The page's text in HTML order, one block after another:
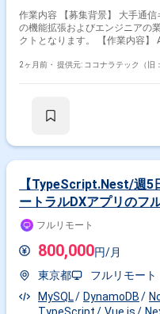
作業内容 【募集背景】 大手通
の機能拡張およびエンジニアの
クトとなります。 【作業内容】 AI駆動環境下でのフロントエンド開発を
した実装、要件や依頼内容をプ
構造化しプロンプト設計に落と
ことで、フロントエンド開発と
す。 【開発環境】 Vue.jsベースのシステムを中心に、GitHub Copilotや
AWSを利用したアジャイル（
2ヶ月前・ 提供元: ココナラテック（旧
【TypeScript.Nest/週5
ートラルDXアプリのフ
フルリモート
800,000円/月
東京都
フルリモート
MySQL
DynamoDB